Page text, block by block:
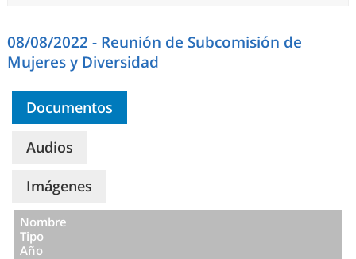
08/08/2022 - Reunión de Subcomisión de
Mujeres y Diversidad
Documentos
Audios
Imágenes
Nombre
Tipo
Año